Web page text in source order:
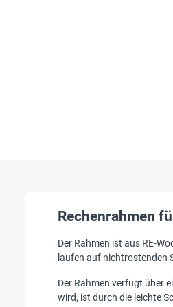
Rechenrahmen
Der Rahmen ist aus RE-
laufen auf nichtrostenden
Der Rahmen verfügt über
wird, ist durch die leichte